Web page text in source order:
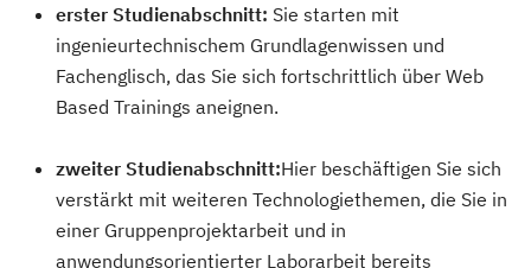
erster Studienabschnitt: Sie starten mit
ingenieurtechnischem Grundlagenwissen und
Fachenglisch, das Sie sich fortschrittlich über Web
Based Trainings aneignen.
zweiter Studienabschnitt:Hier beschäftigen Sie sich
verstärkt mit weiteren Technologiethemen, die Sie in
einer Gruppenprojektarbeit und in
anwendungsorientierter Laborarbeit bereits